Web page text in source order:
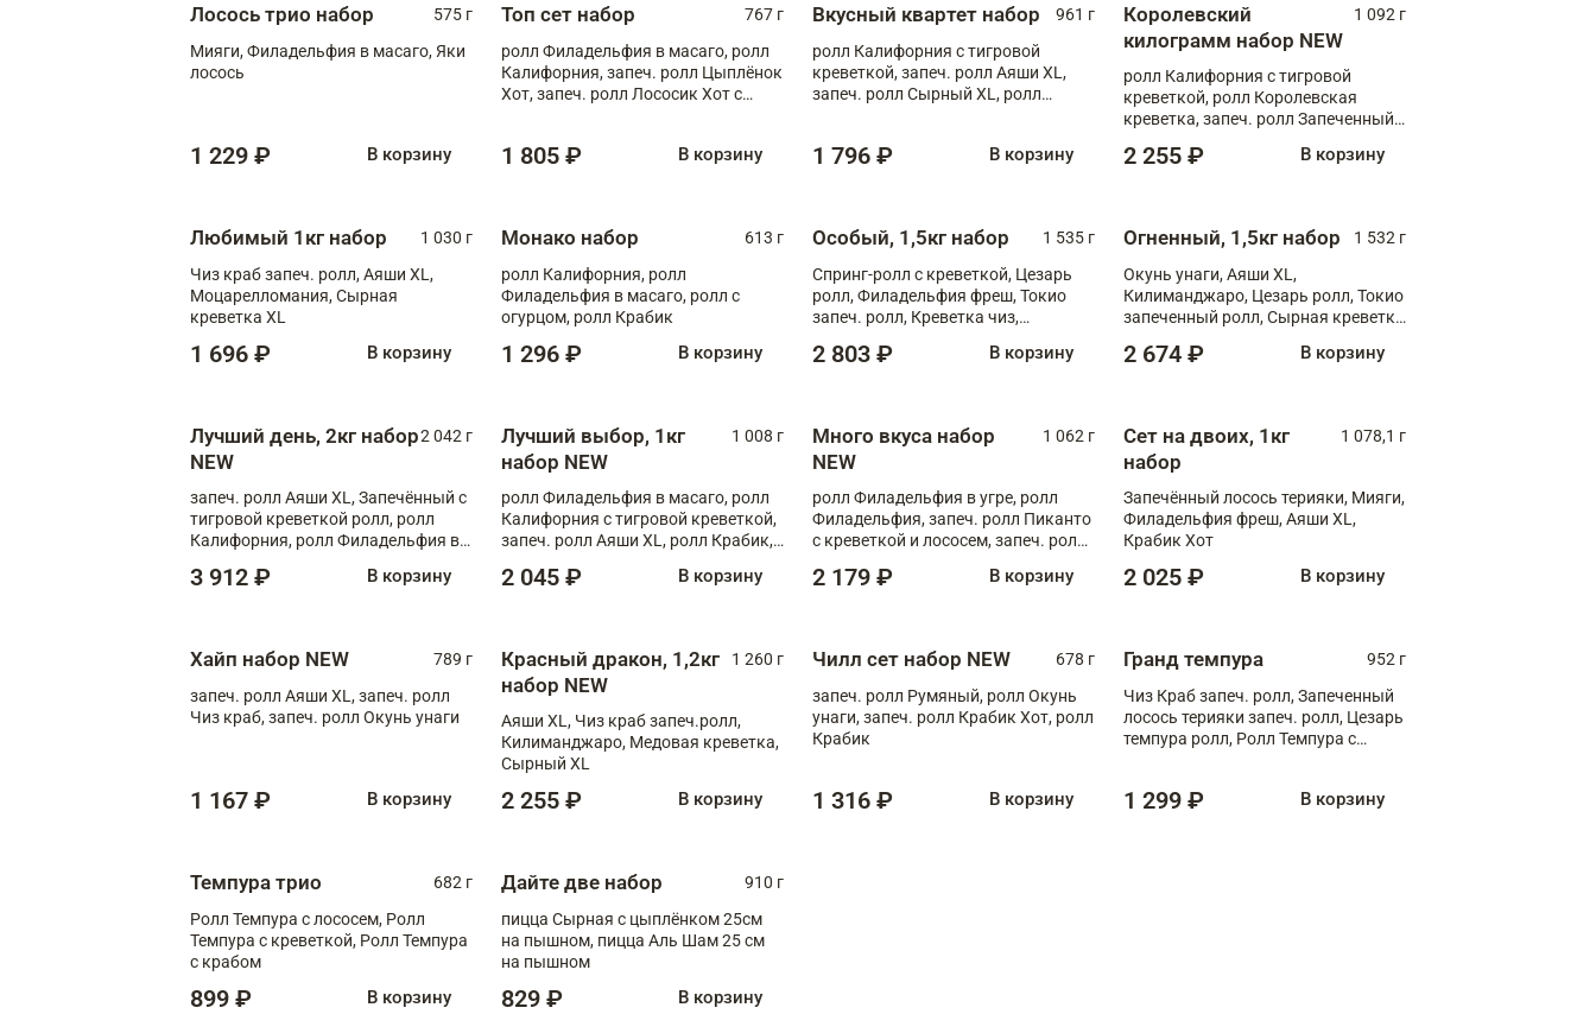
Лосось трио набор
575 г
Мияги, Филадельфия в масаго, Яки
лосось
1 229 ₽ В корзину
Топ сет набор
767 г
ролл Филадельфия в масаго, ролл
Калифорния, запеч. ролл Цыплёнок
Хот, запеч. ролл Лососик Хот с
1 805 ₽ В корзину
Вкусный квартет набор
961 г
ролл Калифорния с тигровой
креветкой, запеч. ролл Аяши XL,
запеч. ролл Сырный XL, ролл
1 796 ₽ В корзину
Королевский
килограмм набор NEW
1 092 г
ролл Калифорния с тигровой
креветкой, ролл Королевская
креветка, запеч. ролл Запеченный
XL, запеч. ролл Крабик Хот
2 255 ₽ В корзину
Любимый 1кг набор
1 030 г
Чиз краб запеч. ролл, Аяши XL,
Моцарелломания, Сырная
креветка XL
1 696 ₽ В корзину
Монако набор
613 г
ролл Калифорния, ролл
Филадельфия в масаго, ролл с
огурцом, ролл Крабик
1 296 ₽ В корзину
Особый, 1,5кг набор
1 535 г
Спринг-ролл с креветкой, Цезарь
ролл, Филадельфия фреш, Токио
запеч. ролл, Креветка чиз,
Флорида
2 803 ₽ В корзину
Огненный, 1,5кг набор
1 532 г
Окунь унаги, Аяши XL,
Килиманджаро, Цезарь ролл, Токио
запеченный ролл, Сырная креветка
2 674 ₽ В корзину
Лучший день, 2кг набор
NEW
2 042 г
запеч. ролл Аяши XL, Запечённый с
тигровой креветкой ролл, ролл
Калифорния, ролл Филадельфия в
запеч. ролл Моцарелломания, ролл
3 912 ₽ В корзину
Лучший выбор, 1кг
набор NEW
1 008 г
ролл Филадельфия в масаго, ролл
Калифорния с тигровой креветкой,
запеч. ролл Аяши XL, ролл Крабик,
2 045 ₽ В корзину
Много вкуса набор
NEW
1 062 г
ролл Филадельфия в угре, ролл
Филадельфия, запеч. ролл Пиканто
с креветкой и лососем, запеч. ролл
2 179 ₽ В корзину
Сет на двоих, 1кг
набор
1 078,1 г
Запечённый лосось терияки, Мияги,
Филадельфия фреш, Аяши XL,
Крабик Хот
2 025 ₽ В корзину
Хайп набор NEW
789 г
запеч. ролл Аяши XL, запеч. ролл
Чиз краб, запеч. ролл Окунь унаги
1 167 ₽ В корзину
Красный дракон, 1,2кг
набор NEW
1 260 г
Аяши XL, Чиз краб запеч.ролл,
Килиманджаро, Медовая креветка,
Сырный XL
2 255 ₽ В корзину
Чилл сет набор NEW
678 г
запеч. ролл Румяный, ролл Окунь
унаги, запеч. ролл Крабик Хот, ролл
Крабик
1 316 ₽ В корзину
Гранд темпура
952 г
Чиз Краб запеч. ролл, Запеченный
лосось терияки запеч. ролл, Цезарь
темпура ролл, Ролл Темпура с
1 299 ₽ В корзину
Темпура трио
682 г
Ролл Темпура с лососем, Ролл
Темпура с креветкой, Ролл Темпура
с крабом
899 ₽ В корзину
Дайте две набор
910 г
пицца Сырная с цыплёнком 25см
на пышном, пицца Аль Шам 25 см
на пышном
829 ₽ В корзину